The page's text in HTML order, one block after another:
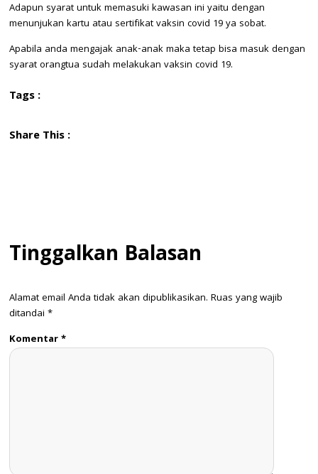
Adapun syarat untuk memasuki kawasan ini yaitu dengan
menunjukan kartu atau sertifikat vaksin covid 19 ya sobat.
Apabila anda mengajak anak-anak maka tetap bisa masuk dengan
syarat orangtua sudah melakukan vaksin covid 19.
Tags :
Share This :
Tinggalkan Balasan
Alamat email Anda tidak akan dipublikasikan. Ruas yang wajib
ditandai *
Komentar*